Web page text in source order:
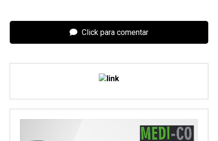
Click para comentar